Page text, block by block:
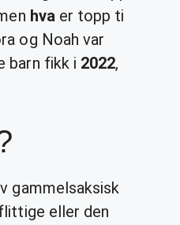
hvaer topp ti
og Noah var
barn fikk i 2022,
gammelsaksisk
eller den